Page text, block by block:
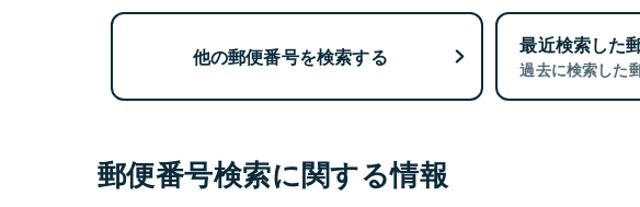
他の郵便番号を検索する 最近検索した
過去に検索した
郵便番号検索に関する情報